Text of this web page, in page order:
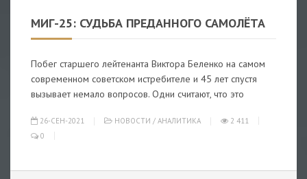
МИГ-25: СУДЬБА ПРЕДАННОГО САМОЛЁТА
Побег старшего лейтенанта Виктора Беленко на самом
современном советском истребителе и 45 лет спустя
вызывает немало вопросов. Одни считают, что это
26-СЕН-2021 НОВОСТИ / АНАЛИТИКА
2 411
0